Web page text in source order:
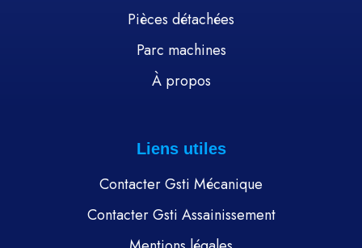
Pièces détachées
Parc machines
À propos
Liens utiles
Contacter Gsti Mécanique
Contacter Gsti Assainissement